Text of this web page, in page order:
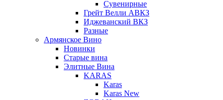
Сувенирные
Грейт Велли АВКЗ
Иджеванский ВКЗ
Разные
Армянское Вино
Новинки
Старые вина
Элитные Вина
KARAS
Karas
Karas New